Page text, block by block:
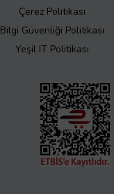
Çerez Politikası
Bilgi Güvenliği Politikası
Yeşil IT Politikası